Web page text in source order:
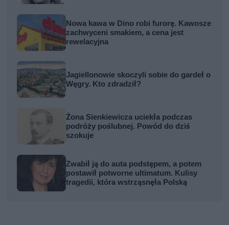
Nowa kawa w Dino robi furorę. Kawosze
zachwyceni smakiem, a cena jest
rewelacyjna
Jagiellonowie skoczyli sobie do gardeł o
Węgry. Kto zdradził?
Żona Sienkiewicza uciekła podczas
podróży poślubnej. Powód do dziś
szokuje
Zwabił ją do auta podstępem, a potem
postawił potworne ultimatum. Kulisy
tragedii, która wstrząsnęła Polską